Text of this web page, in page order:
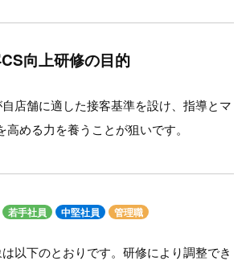
向上研修の目的
店舗に適した接客基準を設け、指導とマ
める力を養うことが狙いです。
若手社員 中堅社員 管理職
以下のとおりです。研修により調整でき